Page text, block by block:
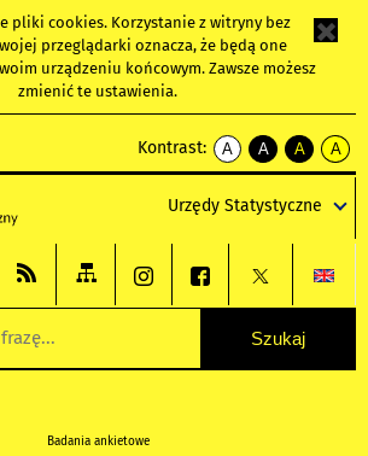
pliki cookies. Korzystanie z witryny bez
przeglądarki oznacza, że będą one
urządzeniu końcowym. Zawsze możesz
zmienić te ustawienia.
Kontrast:
A
kontrast
A
kontrast
tekst
czarnym
A
kontrast
tekst
czarnym
A
tekst
żółtym
Urzędy Statystyczne
Badania ankietowe